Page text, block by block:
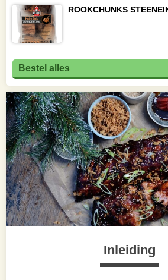
Inleiding
ROOKCHUNKS
Bestel alles